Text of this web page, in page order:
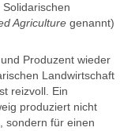
Agriculture genannt)
Produzent wieder
Landwirtschaft
reizvoll. Ein
produziert nicht
sondern für einen